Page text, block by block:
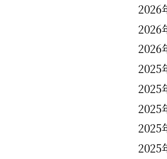
2026
2026
2026
2025
2025
2025
2025
2025